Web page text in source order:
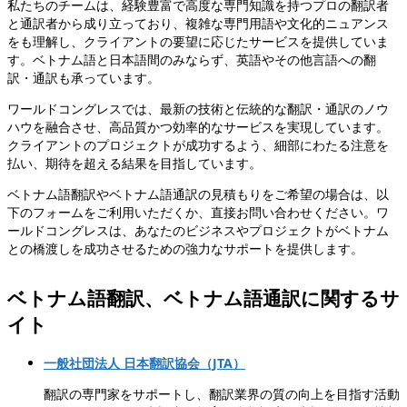
私たちのチームは、経験豊富で高度な専門知識を持つプロの翻訳者
と通訳者から成り立っており、複雑な専門用語や文化的ニュアンス
をも理解し、クライアントの要望に応じたサービスを提供していま
す。ベトナム語と日本語間のみならず、英語やその他言語への翻
訳・通訳も承っています。
ワールドコングレスでは、最新の技術と伝統的な翻訳・通訳のノウ
ハウを融合させ、高品質かつ効率的なサービスを実現しています。
クライアントのプロジェクトが成功するよう、細部にわたる注意を
払い、期待を超える結果を目指しています。
ベトナム語翻訳やベトナム語通訳の見積もりをご希望の場合は、以
下のフォームをご利用いただくか、直接お問い合わせください。ワ
ールドコングレスは、あなたのビジネスやプロジェクトがベトナム
との橋渡しを成功させるための強力なサポートを提供します。
ベトナム語翻訳、ベトナム語通訳に関するサ
イト
一般社団法人 日本翻訳協会（JTA）
翻訳の専門家をサポートし、翻訳業界の質の向上を目指す活動